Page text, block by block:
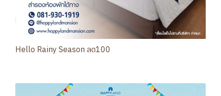
Hello Rainy Season ลด100